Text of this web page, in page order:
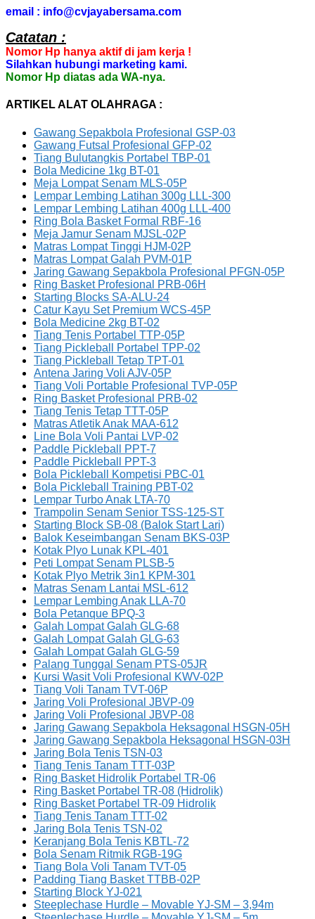
email : info@cvjayabersama.com
Catatan :
Nomor Hp hanya aktif di jam kerja !
Silahkan hubungi marketing kami.
Nomor Hp diatas ada WA-nya.
ARTIKEL ALAT OLAHRAGA :
Gawang Sepakbola Profesional GSP-03
Gawang Futsal Profesional GFP-02
Tiang Bulutangkis Portabel TBP-01
Bola Medicine 1kg BT-01
Meja Lompat Senam MLS-05P
Lempar Lembing Latihan 300g LLL-300
Lempar Lembing Latihan 400g LLL-400
Ring Bola Basket Formal RBF-16
Meja Jamur Senam MJSL-02P
Matras Lompat Tinggi HJM-02P
Matras Lompat Galah PVM-01P
Jaring Gawang Sepakbola Profesional PFGN-05P
Ring Basket Profesional PRB-06H
Starting Blocks SA-ALU-24
Catur Kayu Set Premium WCS-45P
Bola Medicine 2kg BT-02
Tiang Tenis Portabel TTP-05P
Tiang Pickleball Portabel TPP-02
Tiang Pickleball Tetap TPT-01
Antena Jaring Voli AJV-05P
Tiang Voli Portable Profesional TVP-05P
Ring Basket Profesional PRB-02
Tiang Tenis Tetap TTT-05P
Matras Atletik Anak MAA-612
Line Bola Voli Pantai LVP-02
Paddle Pickleball PPT-7
Paddle Pickleball PPT-3
Bola Pickleball Kompetisi PBC-01
Bola Pickleball Training PBT-02
Lempar Turbo Anak LTA-70
Trampolin Senam Senior TSS-125-ST
Starting Block SB-08 (Balok Start Lari)
Balok Keseimbangan Senam BKS-03P
Kotak Plyo Lunak KPL-401
Peti Lompat Senam PLSB-5
Kotak Plyo Metrik 3in1 KPM-301
Matras Senam Lantai MSL-612
Lempar Lembing Anak LLA-70
Bola Petanque BPQ-3
Galah Lompat Galah GLG-68
Galah Lompat Galah GLG-63
Galah Lompat Galah GLG-59
Palang Tunggal Senam PTS-05JR
Kursi Wasit Voli Profesional KWV-02P
Tiang Voli Tanam TVT-06P
Jaring Voli Profesional JBVP-09
Jaring Voli Profesional JBVP-08
Jaring Gawang Sepakbola Heksagonal HSGN-05H
Jaring Gawang Sepakbola Heksagonal HSGN-03H
Jaring Bola Tenis TSN-03
Tiang Tenis Tanam TTT-03P
Ring Basket Hidrolik Portabel TR-06
Ring Basket Portabel TR-08 (Hidrolik)
Ring Basket Portabel TR-09 Hidrolik
Tiang Tenis Tanam TTT-02
Jaring Bola Tenis TSN-02
Keranjang Bola Tenis KBTL-72
Bola Senam Ritmik RGB-19G
Tiang Bola Voli Tanam TVT-05
Padding Tiang Basket TTBB-02P
Starting Block YJ-021
Steeplechase Hurdle – Movable YJ-SM – 3,94m